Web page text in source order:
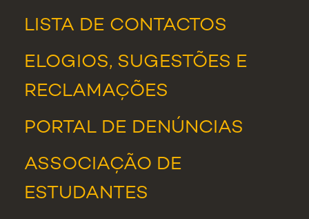
LISTA DE CONTACTOS
ELOGIOS, SUGESTÕES E
RECLAMAÇÕES
PORTAL DE DENÚNCIAS
ASSOCIAÇÃO DE
ESTUDANTES